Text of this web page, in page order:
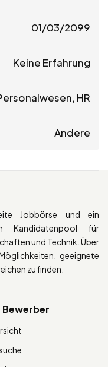
01/03/2099
Keine Erfahrung
HR
Andere
Jobbörse und ein
Kandidatenpool für
und Technik. Über
geeignete
zu finden.
Bewerber